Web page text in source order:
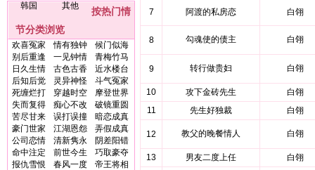
韩国
其他
按热门情
节分类浏览
欢喜冤家 情有独钟
候门似海
别后重逢
一见钟情
青梅竹马
日久生情
古色古香
近水楼台
后知后觉
灵异神怪
斗气冤家
死缠烂打
穿越时空
摩登世界
失而复得
痴心不改
破镜重圆
苦尽甘来
误打误撞
暗恋成真
豪门世家
江湖恩怨
弄假成真
公司恋情
清新隽永
阴差阳错
命中注定
前世今生
巧取豪夺
报仇雪恨
春风一度
帝王将相
7 阿渡的私房恋 白翎
8 勾魂使的债主 白翎
9 转行做贵妇 白翎
10 攻下金砖先生
白翎
11
先生好独裁 白翎
12 教父的晚餐情人 白翎
13 男友二度上任 白翎